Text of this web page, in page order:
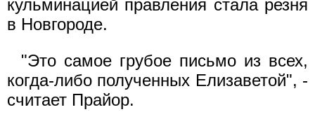
кульминацией правления стала резня
в Новгороде.
"Это самое грубое письмо из всех,
когда-либо полученных Елизаветой", -
считает Прайор.